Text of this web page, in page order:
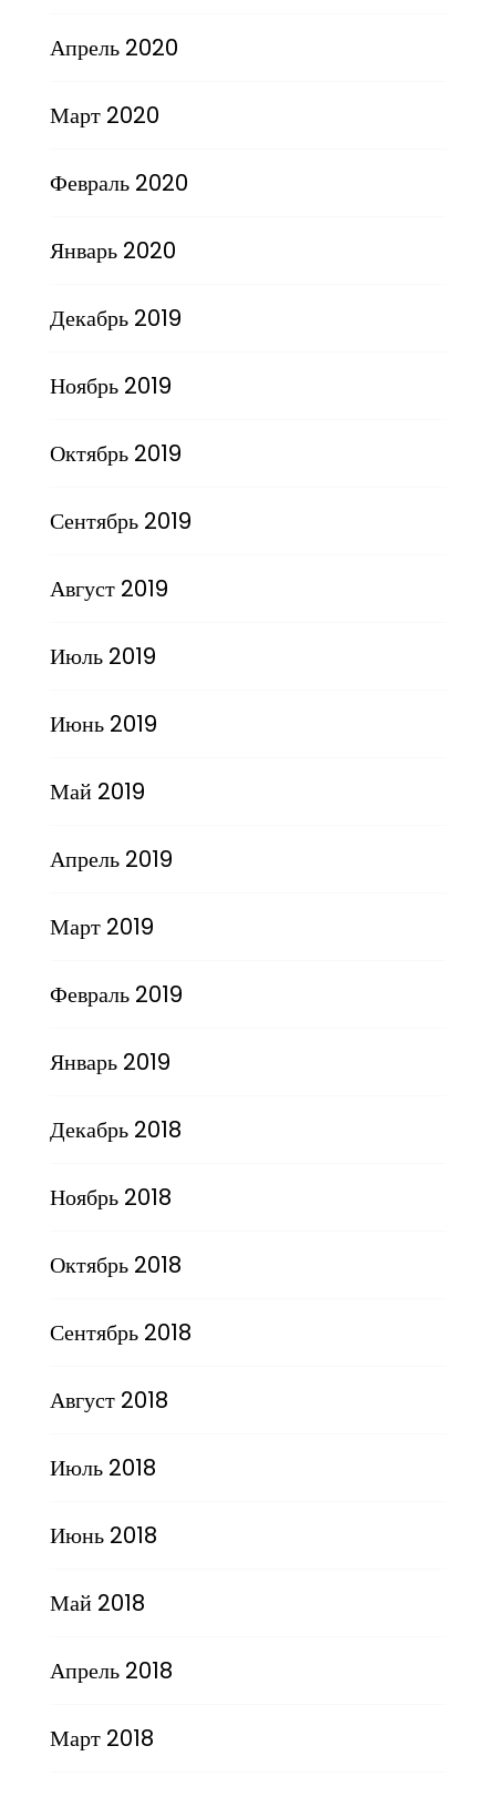
Апрель 2020
Март 2020
Февраль 2020
Январь 2020
Декабрь 2019
Ноябрь 2019
Октябрь 2019
Сентябрь 2019
Август 2019
Июль 2019
Июнь 2019
Май 2019
Апрель 2019
Март 2019
Февраль 2019
Январь 2019
Декабрь 2018
Ноябрь 2018
Октябрь 2018
Сентябрь 2018
Август 2018
Июль 2018
Июнь 2018
Май 2018
Апрель 2018
Март 2018